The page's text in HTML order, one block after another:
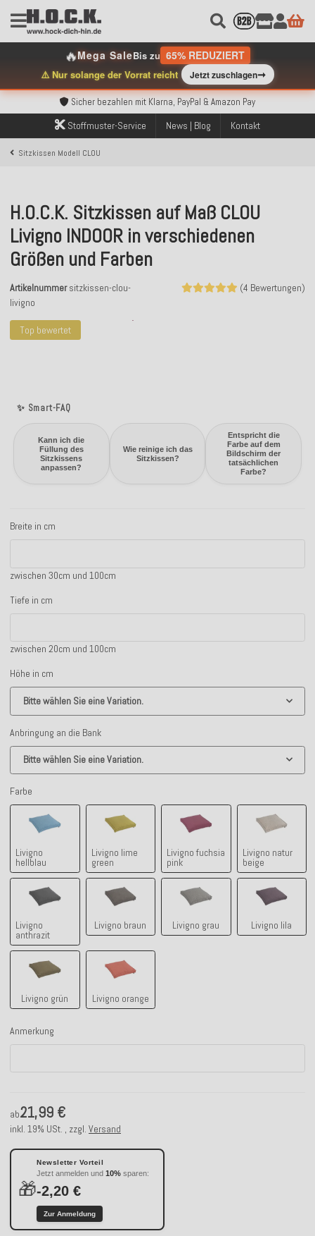
🔥Mega SaleBis zu 65% REDUZIERT
⚠️ Nur solange der Vorrat reicht Jetzt zuschlagen➞
Kostenloser Versand innerhalb Deutschlands ab 99€ Bestellwert
Über 120.000 erfolgreich versendete Bestellungen
Sicher bezahlen mit Klarna, PayPal & Amazon Pay
Kostenloser Versand innerhalb Deutschlands ab 99€ Bestellwert
Über 120.000 erfolgreich versendete Bestellungen
Sicher bezahlen mit Klarna, PayPal & Amazon Pay
Kostenloser Versand innerhalb Deutschlands ab 99€ Bestellwert
Stoffmuster-Service News | Blog Kontakt
Sitzkissen Modell CLOU
Top bewertet
✨ Smart-FAQ
Kann ich die
Füllung des
Sitzkissens
anpassen?
Wie reinige ich das
Sitzkissen?
Entspricht die
Farbe auf dem
Bildschirm der
tatsächlichen
Farbe?
H.O.C.K. Sitzkissen auf Maß CLOU
Livigno INDOOR in verschiedenen
Größen und Farben
(4 Bewertungen)
Artikelnummer sitzkissen-clou-
livigno
Breite in cm
zwischen 30cm und 100cm
Tiefe in cm
zwischen 20cm und 100cm
Höhe in cm
Bitte wählen Sie eine Variation.
Anbringung an die Bank
Bitte wählen Sie eine Variation.
Farbe
Livigno
hellblau
Livigno hellblau
Livigno lime
green
Livigno lime green
Livigno fuchsia
pink
Livigno fuchsia pink
Livigno natur
beige
Livigno
Livigno
anthrazit
Livigno anthrazit
Livigno braun
Livigno braun
Livigno grau
Livigno grau
Livigno lila
Livigno lila
Livigno grün
Livigno grün
Livigno orange
Livigno orange
Anmerkung
ab21,99 €
inkl. 19% USt. , zzgl. Versand
🎁
Newsletter Vorteil
Jetzt anmelden und 10% sparen:
-2,20 €
Zur Anmeldung